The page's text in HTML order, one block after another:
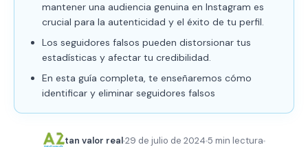
mantener una audiencia genuina en Instagram es
crucial para la autenticidad y el éxito de tu perfil.
Los seguidores falsos pueden distorsionar tus
estadísticas y afectar tu credibilidad.
En esta guía completa, te enseñaremos cómo
identificar y eliminar seguidores falsos
tan valor real29 de julio de 2024 5 min lectura